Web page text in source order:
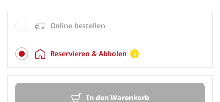
Online bestellen
Reservieren & Abholen
In den Warenkorb